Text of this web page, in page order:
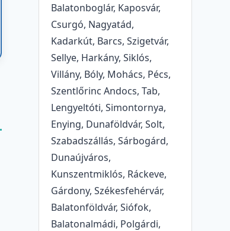
Balatonboglár, Kaposvár,
Csurgó, Nagyatád,
Kadarkút, Barcs, Szigetvár,
Sellye, Harkány, Siklós,
Villány, Bóly, Mohács, Pécs,
Szentlőrinc Andocs, Tab,
Lengyeltóti, Simontornya,
Enying, Dunaföldvár, Solt,
Szabadszállás, Sárbogárd,
Dunaújváros,
Kunszentmiklós, Ráckeve,
Gárdony, Székesfehérvár,
Balatonföldvár, Siófok,
Balatonalmádi, Polgárdi,